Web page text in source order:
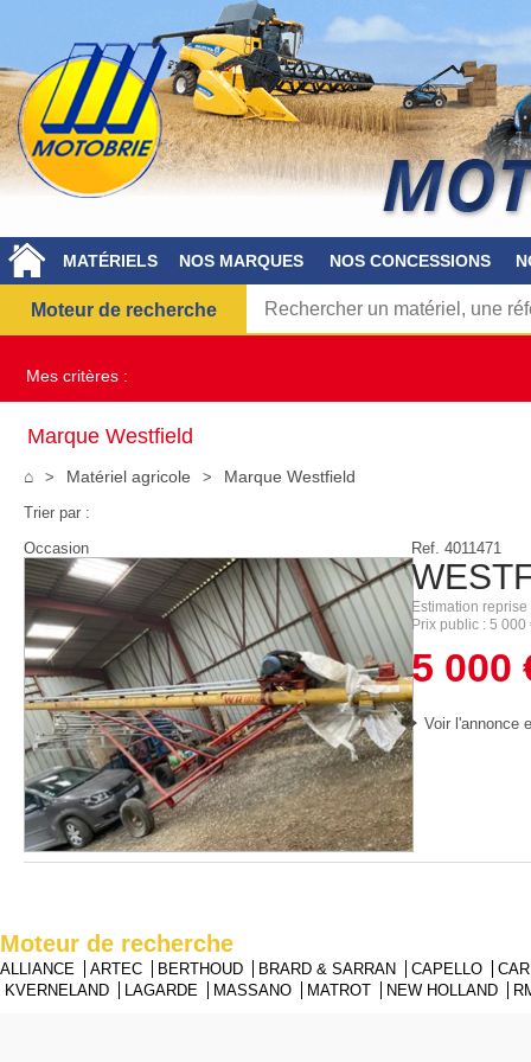
MATÉRIELS NOS MARQUES NOS CONCESSIONS
Moteur de recherche
Mes critères :
⌂ Matériel agricole Marque Westfield
Marque Westfield
Trier par :
Occasion
Ref. 4011471
Estimation reprise
Prix public
5 000
5 000
Voir l'annonce
Moteur de recherche
ALLIANCE ARTEC BERTHOUD BRARD & SARRAN CAPELLO
KVERNELAND
LAGARDE MASSANO MATROT NEW HOLLAND